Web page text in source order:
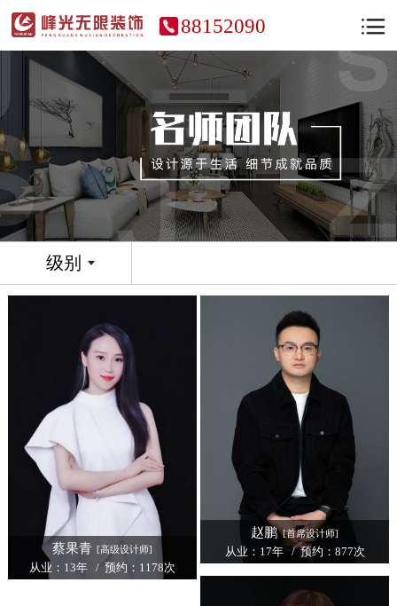
88152090
级别
蔡果青 [高级设计师]
从业：13年 / 预约：1178次
赵鹏 [首席设计师]
从业：17年 / 预约：877次